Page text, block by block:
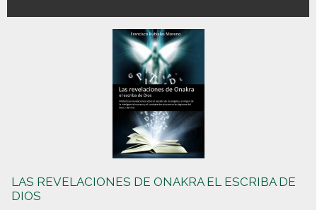
LAS REVELACIONES DE ONAKRA EL ESCRIBA DE
DIOS